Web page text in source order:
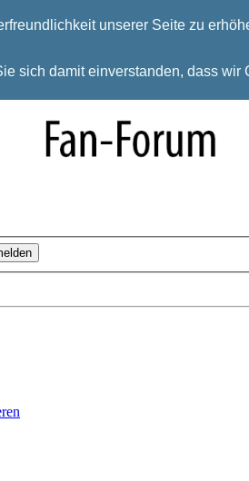
unserer Seite zu
sich damit einverstanden, dass wir